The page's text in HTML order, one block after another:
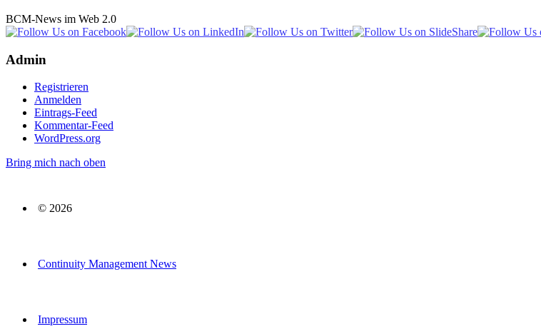
BCM-News im Web 2.0
Admin
Registrieren
Anmelden
Eintrags-Feed
Kommentar-Feed
WordPress.org
Bring mich nach oben
© 2026
Continuity Management News
Impressum